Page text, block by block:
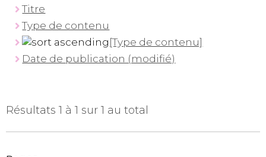
Résultats 1 à 1 sur 1 au total
Titre
Type de contenu
[Type de contenu]
Date de publication (modifié)